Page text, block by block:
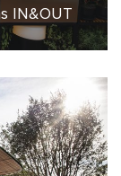
IN&OUT